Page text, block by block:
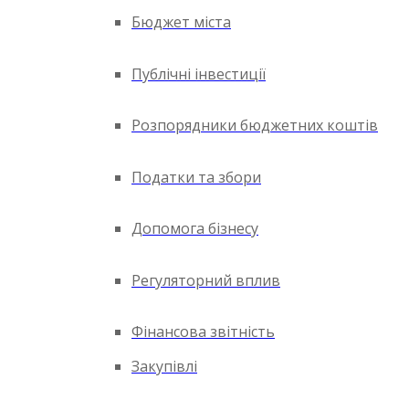
Бюджет міста
Публічні інвестиції
Розпорядники бюджетних коштів
Податки та збори
Допомога бізнесу
Регуляторний вплив
Фінансова звітність
Закупівлі